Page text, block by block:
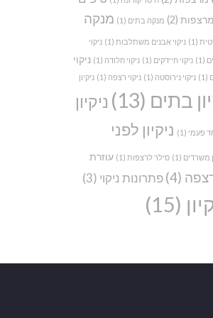
(2) מנקה בתים (1)
מנקה
(1) ניקוי אבנים משתלבות (1)
ניקוי
(1) ניקוי חיידקים (1) ניקוי חלודה (1)
ניקוי
(1) ניקוי נירוסטה (1) ניקוי רצפה (1) ניקיון
בתים (13)
ניקיון
חד פעמי (1)
ניקיון לפני
משרדים (1) סילר לרצפות (1)
עוזרת
(4) פתרונות ניקוי (3)
(15)